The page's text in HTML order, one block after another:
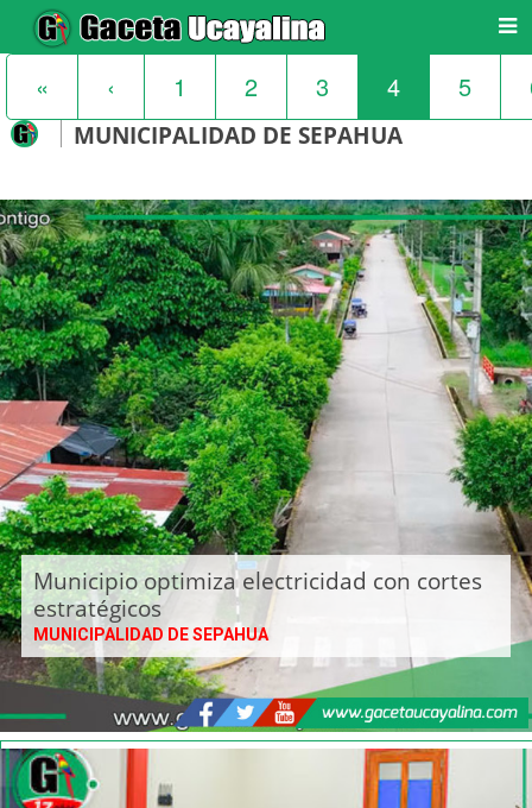
« ‹ 1 2 3 4 5
MUNICIPALIDAD DE SEPAHUA
Municipio optimiza electricidad con cortes
estratégicos
MUNICIPALIDAD DE SEPAHUA